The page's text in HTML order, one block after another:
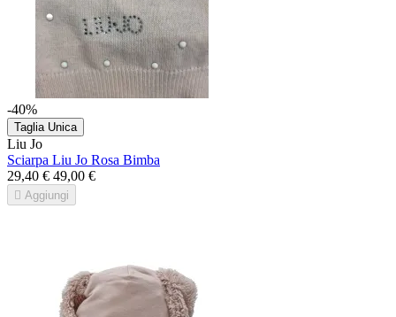
-40%
Taglia Unica
Liu Jo
Sciarpa Liu Jo Rosa Bimba
29,40 € 49,00 €
 Aggiungi